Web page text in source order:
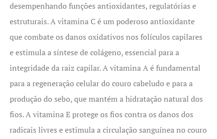
desempenhando funções antioxidantes, regulatórias e
estruturais. A vitamina C é um poderoso antioxidante
que combate os danos oxidativos nos folículos capilares
e estimula a síntese de colágeno, essencial para a
integridade da raiz capilar. A vitamina A é fundamental
para a regeneração celular do couro cabeludo e para a
produção do sebo, que mantém a hidratação natural dos
fios. A vitamina E protege os fios contra os danos dos
radicais livres e estimula a circulação sanguínea no couro